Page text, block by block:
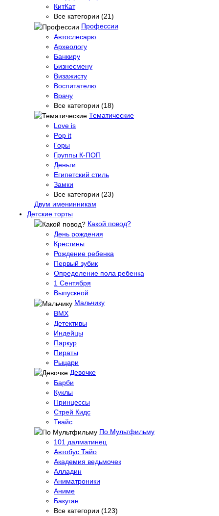
КитКат
Все категории (21)
Профессии
Автослесарю
Археологу
Банкиру
Бизнесмену
Визажисту
Воспитателю
Врачу
Все категории (18)
Тематические
Love is
Pop it
Горы
Группы К-ПОП
Деньги
Египетский стиль
Замки
Все категории (23)
Двум именинникам
Детские торты
Какой повод?
День рождения
Крестины
Рождение ребенка
Первый зубик
Определение пола ребенка
1 Сентября
Выпускной
Мальчику
BMX
Детективы
Индейцы
Паркур
Пираты
Рыцари
Девочке
Барби
Куклы
Принцессы
Стрей Кидс
Твайс
По Мультфильму
101 далматинец
Автобус Тайо
Академия ведьмочек
Алладин
Аниматроники
Аниме
Бакуган
Все категории (123)